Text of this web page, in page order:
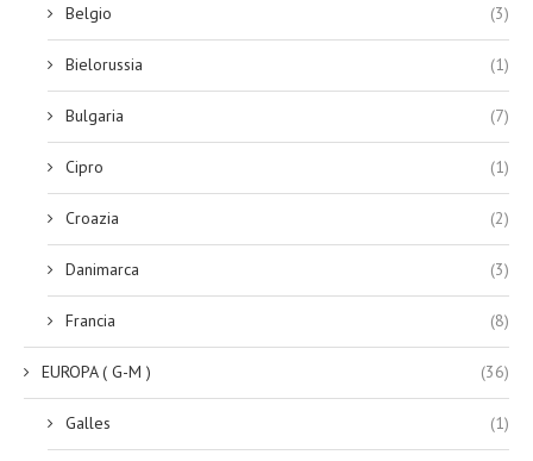
Belgio (3)
Bielorussia (1)
Bulgaria (7)
Cipro (1)
Croazia (2)
Danimarca (3)
Francia (8)
EUROPA ( G-M ) (36)
Galles (1)